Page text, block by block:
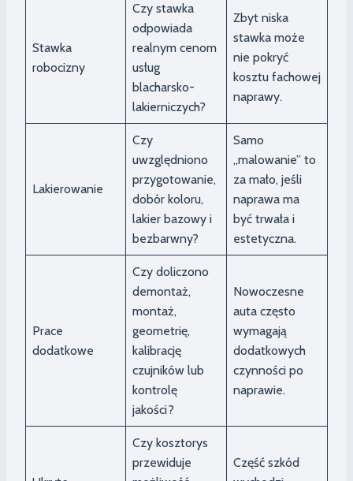
Stawka
robocizny
Czy stawka
odpowiada
realnym cenom
usług
blacharsko-
lakierniczych?
Zbyt niska
stawka może
nie pokryć
kosztu fachowej
naprawy.
Lakierowanie
Czy
uwzględniono
przygotowanie,
dobór koloru,
lakier bazowy i
bezbarwny?
Samo
„malowanie” to
za mało, jeśli
naprawa ma
być trwała i
estetyczna.
Prace
dodatkowe
Czy doliczono
demontaż,
montaż,
geometrię,
kalibrację
czujników lub
kontrolę
jakości?
Nowoczesne
auta często
wymagają
dodatkowych
czynności po
naprawie.
Czy kosztorys
przewiduje
Część szkód